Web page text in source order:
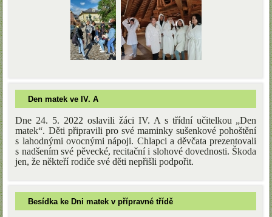
Den matek ve IV. A
Dne 24. 5. 2022 oslavili žáci IV. A s třídní učitelkou „Den
matek“. Děti připravili pro své maminky sušenkové pohoštění
s lahodnými ovocnými nápoji. Chlapci a děvčata prezentovali
s nadšením své pěvecké, recitační i slohové dovednosti. Škoda
jen, že někteří rodiče své děti nepřišli podpořit.
Besídka ke Dni matek v přípravné třídě